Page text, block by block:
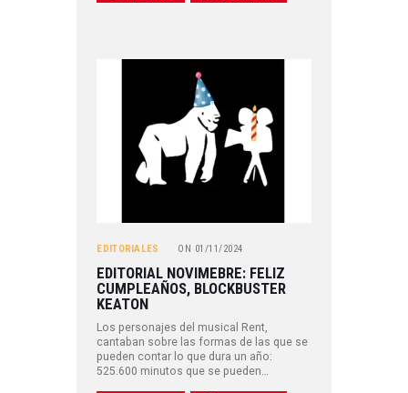
EDITORIALES ON 01/11/2024
EDITORIAL NOVIMEBRE: FELIZ
CUMPLEAÑOS, BLOCKBUSTER
KEATON
Los personajes del musical Rent,
cantaban sobre las formas de las que se
pueden contar lo que dura un año:
525.600 minutos que se pueden…